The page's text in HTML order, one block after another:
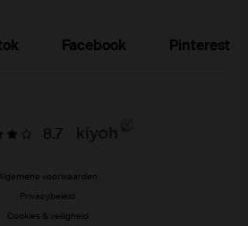
Facebook Pinterest
8.7
voorwaarden
Privacybeleid
Cookies & veiligheid